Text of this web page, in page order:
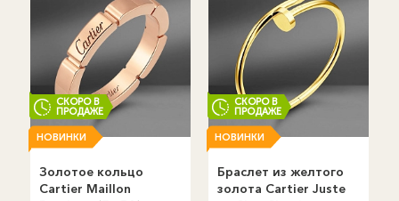
СКОРО В
ПРОДАЖЕ
НОВИНКИ
Золотое кольцо
Cartier Maillon
СКОРО В
ПРОДАЖЕ
НОВИНКИ
Браслет из желтого
золота Cаrtier Juste